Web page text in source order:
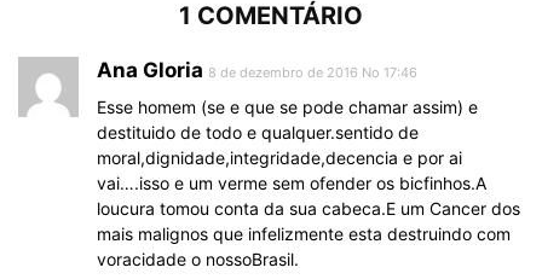
1 COMENTÁRIO
Ana Gloria 8 de dezembro de 2016 No 17:46
Esse homem (se e que se pode chamar assim) e
destituido de todo e qualquer.sentido de
moral,dignidade,integridade,decencia e por ai
vai….isso e um verme sem ofender os bicfinhos.A
loucura tomou conta da sua cabeca.E um Cancer dos
mais malignos que infelizmente esta destruindo com
voracidade o nossoBrasil.